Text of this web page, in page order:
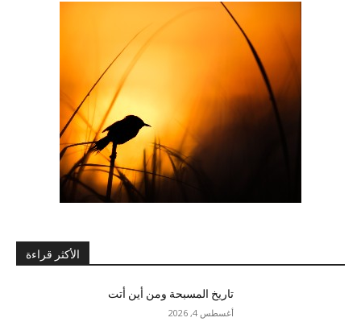
الأكثر قراءة
تاريخ المسبحة ومن أين أتت
أغسطس 4, 2026